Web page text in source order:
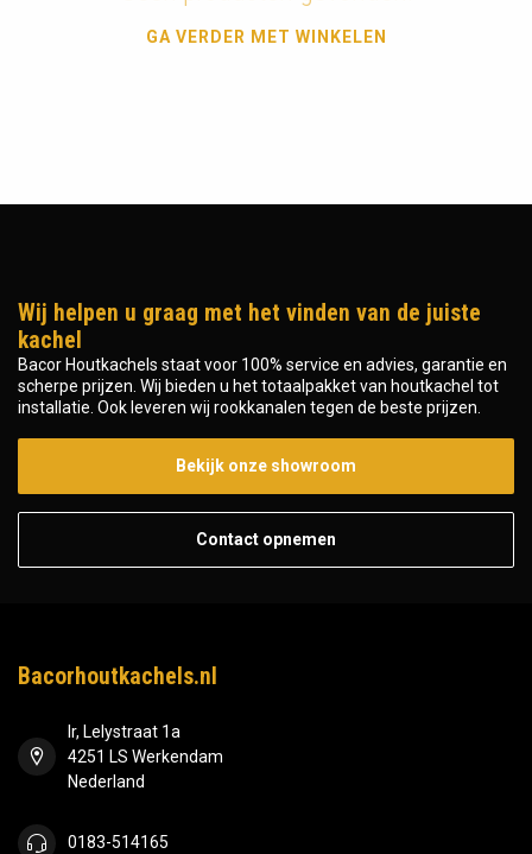
GA VERDER MET WINKELEN
Wij helpen u graag met het vinden van de juiste
kachel
Bacor Houtkachels staat voor 100% service en advies, garantie en
scherpe prijzen. Wij bieden u het totaalpakket van houtkachel tot
installatie. Ook leveren wij rookkanalen tegen de beste prijzen.
Bekijk onze showroom
Contact opnemen
Bacorhoutkachels.nl
Ir, Lelystraat 1a
4251 LS Werkendam
Nederland
0183-514165